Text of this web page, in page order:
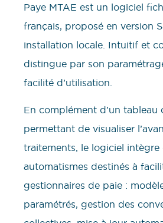
Paye MTAE est un logiciel
français, proposé en version
installation locale. Intuitif et
distingue par son
facilité d’utilisation.
En complément d’un tableau
permettant de visualiser
traitements, le logiciel
automatismes destinés à
gestionnaires de paie :
paramétrés, gestion des